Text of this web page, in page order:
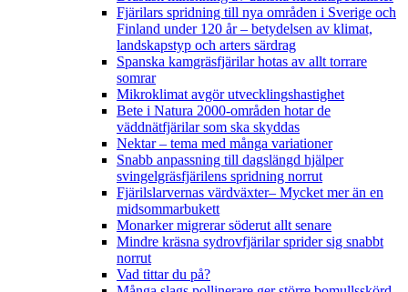
Fjärilars spridning till nya områden i Sverige och
Finland under 120 år– betydelsen av klimat,
landskapstyp och arters särdrag
Spanska kamgräsfjärilar hotas av allt torrare
somrar
Mikroklimat avgör utvecklingshastighet
Bete i Natura 2000-områden hotar de
väddnätfjärilar som ska skyddas
Nektar – tema med många variationer
Snabb anpassning till dagslängd hjälper
svingelgräsfjärilens spridning norrut
Fjärilslarvernas värdväxter– Mycket mer än en
midsommarbukett
Monarker migrerar söderut allt senare
Mindre kräsna sydrovfjärilar sprider sig snabbt
norrut
Vad tittar du på?